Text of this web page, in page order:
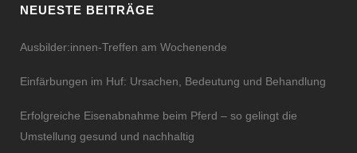
NEUESTE BEITRÄGE
Ausbilder:innen-Treffen am Wochenende
Einfärbungen im Huf: Ursachen, Bedeutung und Behandlung
Erfolgreiche Eisenabnahme beim Pferd – so gelingt die
Umstellung gesund und nachhaltig